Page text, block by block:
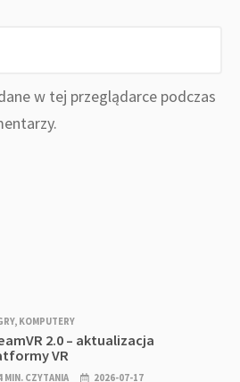
w tej przeglądarce podczas
, KOMPUTERY
2.0 – aktualizacja
VR
MIN. CZYTANIA 2026-07-17